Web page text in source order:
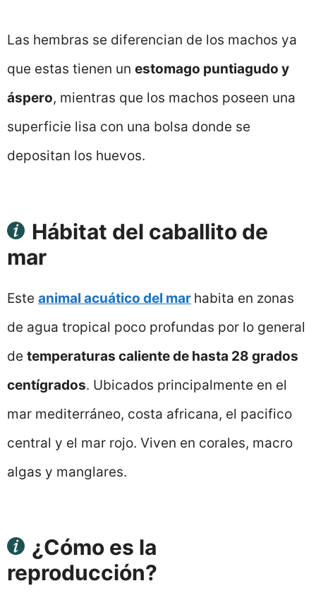
Las hembras se diferencian de los machos ya
que estas tienen un estomago puntiagudo y
áspero, mientras que los machos poseen una
superficie lisa con una bolsa donde se
depositan los huevos.
Hábitat del caballito de
mar
Este animal acuático del mar habita en zonas
de agua tropical poco profundas por lo general
de temperaturas caliente de hasta 28 grados
centígrados. Ubicados principalmente en el
mar mediterráneo, costa africana, el pacifico
central y el mar rojo. Viven en corales, macro
algas y manglares.
¿Cómo es la
reproducción?